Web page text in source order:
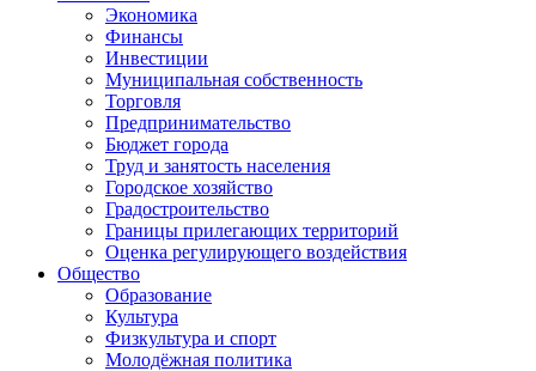
Экономика
Финансы
Инвестиции
Муниципальная собственность
Торговля
Предпринимательство
Бюджет города
Труд и занятость населения
Городское хозяйство
Градостроительство
Границы прилегающих территорий
Оценка регулирующего воздействия
Общество
Образование
Культура
Физкультура и спорт
Молодёжная политика